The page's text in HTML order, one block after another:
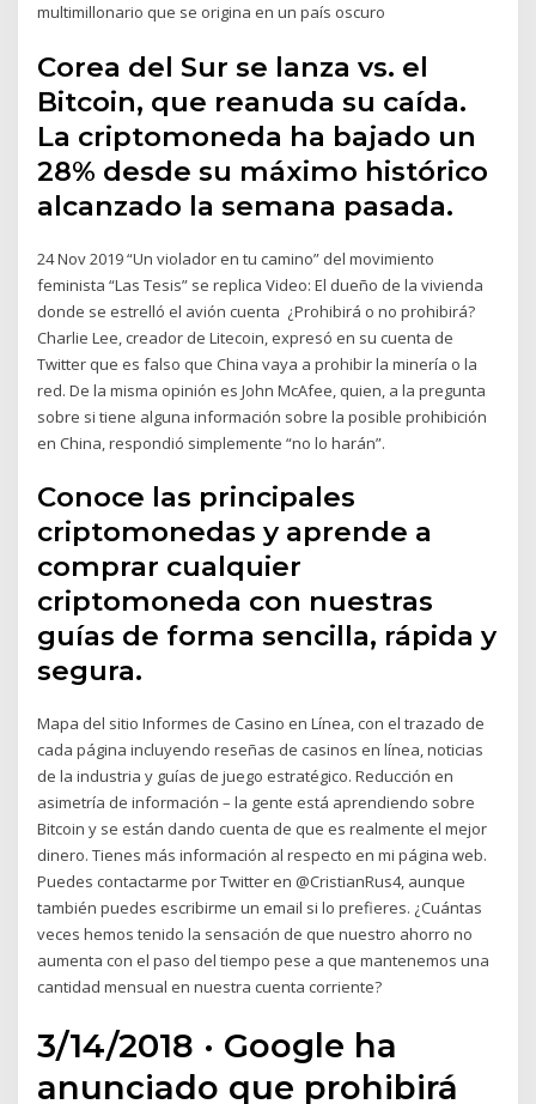
multimillonario que se origina en un país oscuro
Corea del Sur se lanza vs. el
Bitcoin, que reanuda su caída.
La criptomoneda ha bajado un
28% desde su máximo histórico
alcanzado la semana pasada.
24 Nov 2019 “Un violador en tu camino” del movimiento
feminista “Las Tesis” se replica Video: El dueño de la vivienda
donde se estrelló el avión cuenta ¿Prohibirá o no prohibirá?
Charlie Lee, creador de Litecoin, expresó en su cuenta de
Twitter que es falso que China vaya a prohibir la minería o la
red. De la misma opinión es John McAfee, quien, a la pregunta
sobre si tiene alguna información sobre la posible prohibición
en China, respondió simplemente “no lo harán”.
Conoce las principales
criptomonedas y aprende a
comprar cualquier
criptomoneda con nuestras
guías de forma sencilla, rápida y
segura.
Mapa del sitio Informes de Casino en Línea, con el trazado de
cada página incluyendo reseñas de casinos en línea, noticias
de la industria y guías de juego estratégico. Reducción en
asimetría de información – la gente está aprendiendo sobre
Bitcoin y se están dando cuenta de que es realmente el mejor
dinero. Tienes más información al respecto en mi página web.
Puedes contactarme por Twitter en @CristianRus4, aunque
también puedes escribirme un email si lo prefieres. ¿Cuántas
veces hemos tenido la sensación de que nuestro ahorro no
aumenta con el paso del tiempo pese a que mantenemos una
cantidad mensual en nuestra cuenta corriente?
3/14/2018 · Google ha
anunciado que prohibirá